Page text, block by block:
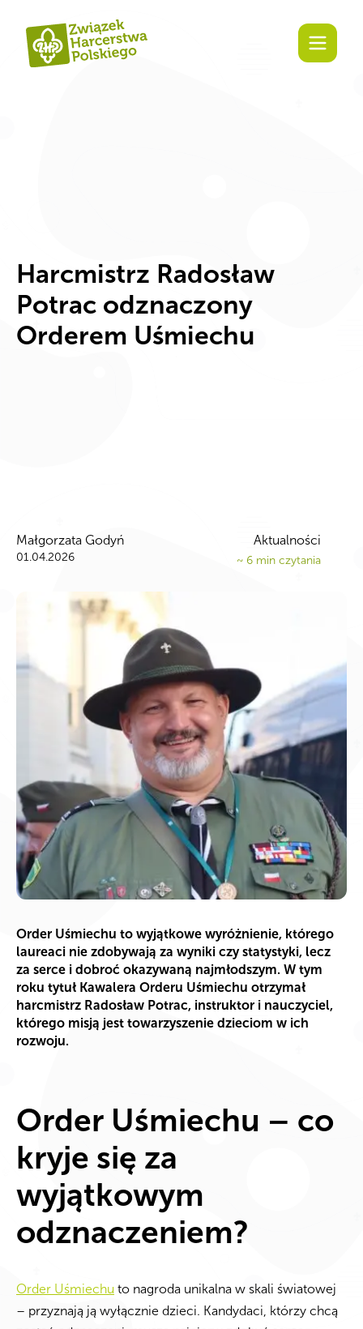
Harcmistrz Radosław
Potrac odznaczony
Orderem Uśmiechu
Małgorzata Godyń
01.04.2026
Aktualności
~ 6 min czytania
Order Uśmiechu to wyjątkowe wyróżnienie, którego
laureaci nie zdobywają za wyniki czy statystyki, lecz
za serce i dobroć okazywaną najmłodszym. W tym
roku tytuł Kawalera Orderu Uśmiechu otrzymał
harcmistrz Radosław Potrac, instruktor i nauczyciel,
którego misją jest towarzyszenie dzieciom w ich
rozwoju.
Order Uśmiechu – co
kryje się za
wyjątkowym
odznaczeniem?
Order Uśmiechu to nagroda unikalna w skali światowej
– przyznają ją wyłącznie dzieci. Kandydaci, którzy chcą